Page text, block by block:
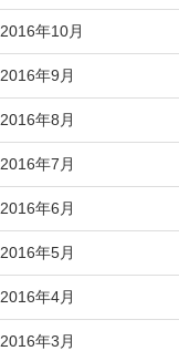
2016年10月
2016年9月
2016年8月
2016年7月
2016年6月
2016年5月
2016年4月
2016年3月